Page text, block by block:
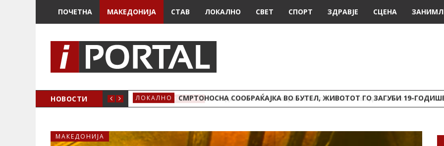
ПОЧЕТНА МАКЕДОНИЈА СТАВ ЛОКАЛНО СВЕТ СПОРТ ЗДРАВЈЕ СЦЕНА
НОВОСТИ ЛОКАЛНО СМРТОНОСНА СООБРАЌАЈКА ВО БУТЕЛ, ЖИВОТОТ ГО ЗАГУБИ 19-
МАКЕДОНИЈА